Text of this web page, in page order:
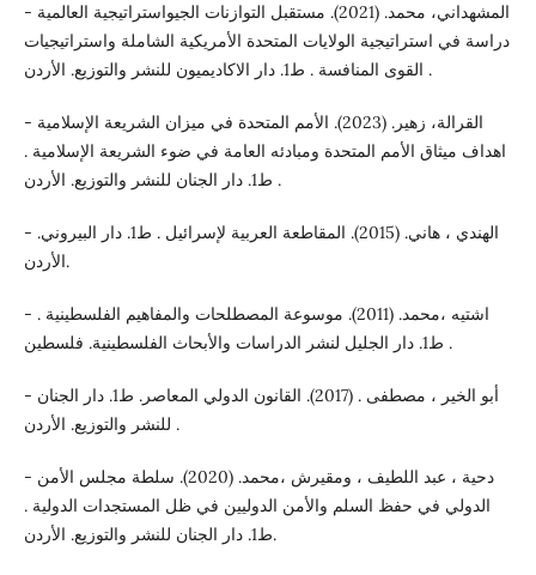
- المشهداني، محمد. (2021). مستقبل التوازنات الجيواستراتيجية العالمية
دراسة في استراتيجية الولايات المتحدة الأمريكية الشاملة واستراتيجيات
القوى المنافسة . ط1. دار الاكاديميون للنشر والتوزيع. الأردن .
- القرالة، زهير. (2023). الأمم المتحدة في ميزان الشريعة الإسلامية
اهداف ميثاق الأمم المتحدة ومبادئه العامة في ضوء الشريعة الإسلامية .
ط1. دار الجنان للنشر والتوزيع. الأردن .
- الهندي ، هاني. (2015). المقاطعة العربية لإسرائيل . ط1. دار البيروني.
الأردن.
- اشتيه ،محمد. (2011). موسوعة المصطلحات والمفاهيم الفلسطينية .
ط1. دار الجليل لنشر الدراسات والأبحاث الفلسطينية. فلسطين .
- أبو الخير ، مصطفى . (2017). القانون الدولي المعاصر. ط1. دار الجنان
للنشر والتوزيع. الأردن .
- دحية ، عبد اللطيف ، ومقيرش ،محمد. (2020). سلطة مجلس الأمن
الدولي في حفظ السلم والأمن الدوليين في ظل المستجدات الدولية .
ط1. دار الجنان للنشر والتوزيع. الأردن.